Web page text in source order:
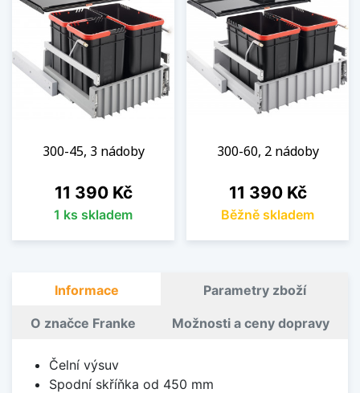
300-45, 3 nádoby
Cena
11 390 Kč
1 ks skladem
300-60, 2 nádoby
Cena
11 390 Kč
Běžně skladem
Informace Parametry zboží
O značce Franke Možnosti a ceny dopravy
Čelní výsuv
Spodní skříňka od 450 mm